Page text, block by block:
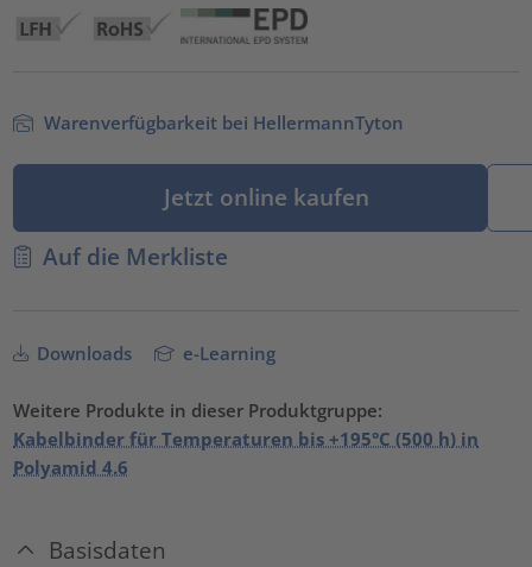
Warenverfügbarkeit bei HellermannTyton
Jetzt online kaufen
Auf die Merkliste
Downloads e-Learning
Weitere Produkte in dieser Produktgruppe:
Kabelbinder für Temperaturen bis +195°C (500 h) in
Polyamid 4.6
Basisdaten